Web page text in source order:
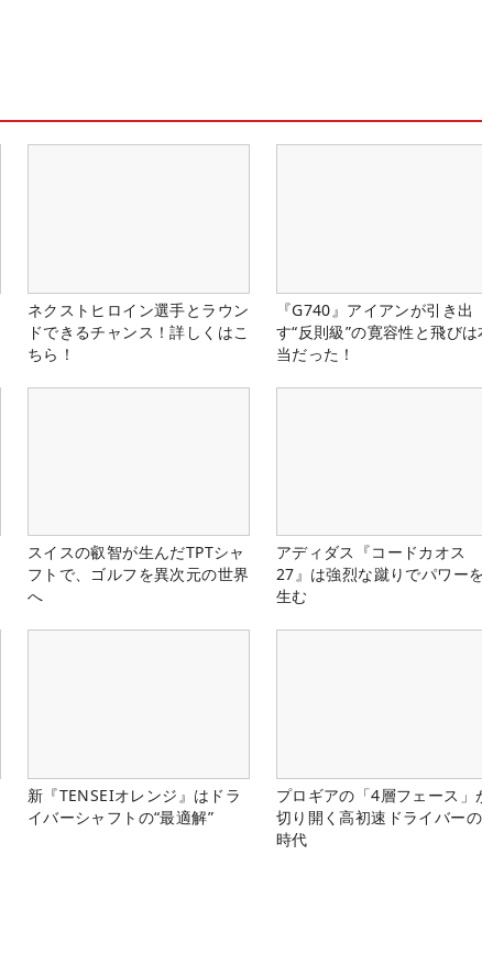
ネクストヒロイン選手とラウン
ドできるチャンス！詳しくはこ
ちら！
『G740』アイアンが引き出
す“反則級”の寛容性と飛びは
当だった！
スイスの叡智が生んだTPTシャ
フトで、ゴルフを異次元の世界
へ
アディダス『コードカオス
27』は強烈な蹴りでパワーを
生む
新『TENSEIオレンジ』はドラ
イバーシャフトの“最適解”
プロギアの「4層フェース」
切り開く高初速ドライバー
時代